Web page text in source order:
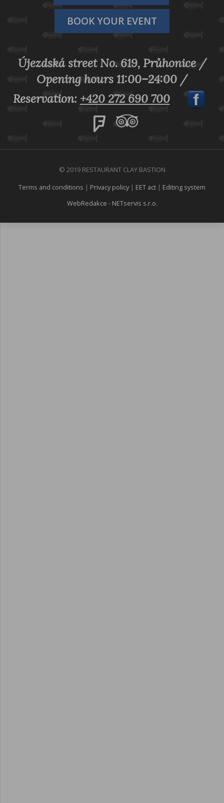
BOOK YOUR EVENT
Újezdská street No. 619, Průhonice /
Opening hours 11:00–24:00 /
Reservation: +420 272 690 700
© 2019 RESTAURANT CLAY BASTION
Terms and conditions | Privacy policy | EET act | Editing system
WebRedakce - NETservis s.r.o.